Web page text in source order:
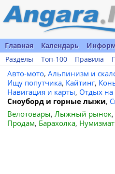
Главная Календарь
Разделы
Топ-100 Правила
Авто-мото, Альпинизм и
Ищу попутчика, Кайтинг,
Навигация и карты, Отдых на
Сноуборд и горные лыжи,
Велотовары, Лыжный рынок,
Продам, Барахолка,